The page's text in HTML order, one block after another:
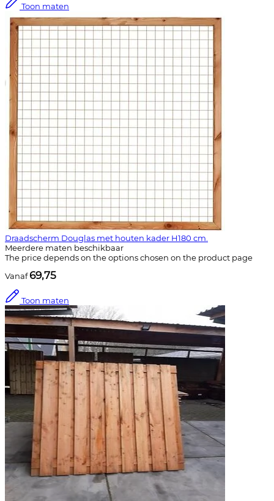
Toon maten
Draadscherm Douglas met houten kader H180 cm.
Meerdere maten beschikbaar
The price depends on the options chosen on the product page
Vanaf 69,75
Toon maten